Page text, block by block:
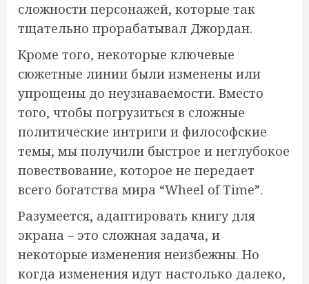
сложности персонажей, которые так
тщательно прорабатывал Джордан.
Кроме того, некоторые ключевые
сюжетные линии были изменены или
упрощены до неузнаваемости. Вместо
того, чтобы погрузиться в сложные
политические интриги и философские
темы, мы получили быстрое и неглубокое
повествование, которое не передает
всего богатства мира “Wheel of Time”.
Разумеется, адаптировать книгу для
экрана – это сложная задача, и
некоторые изменения неизбежны. Но
когда изменения идут настолько далеко,